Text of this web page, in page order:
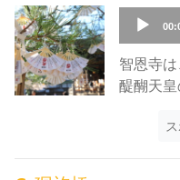
天橋立
さ約3.6
来た砂
自の景観
「股の
Audio
Player
智恩寺
醍醐天皇
切戸の